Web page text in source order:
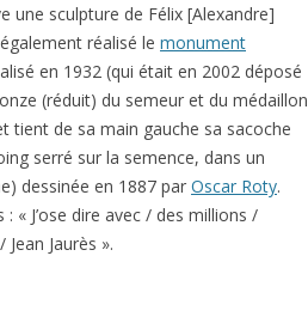
une sculpture de Félix [Alexandre]
réalisé le monument
en 1932 (qui était en 2002 déposé
(réduit) du semeur et du médaillon
tient de sa main gauche sa sacoche
serré sur la semence, dans un
dessinée en 1887 par Oscar Roty.
« J’ose dire avec / des millions /
Jaurès ».